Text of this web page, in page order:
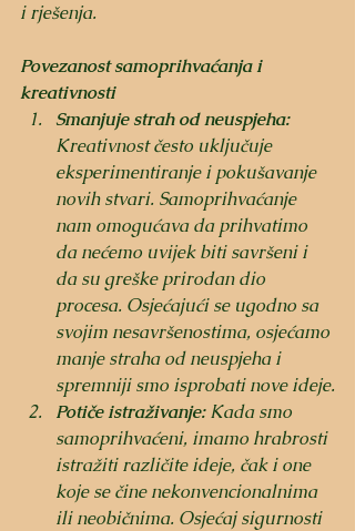
i rješenja.
Povezanost samoprihvaćanja i
kreativnosti
Smanjuje strah od neuspjeha:
Kreativnost često uključuje
eksperimentiranje i pokušavanje
novih stvari. Samoprihvaćanje
nam omogućava da prihvatimo
da nećemo uvijek biti savršeni i
da su greške prirodan dio
procesa. Osjećajući se ugodno sa
svojim nesavršenostima, osjećamo
manje straha od neuspjeha i
spremniji smo isprobati nove ideje.
Potiče istraživanje: Kada smo
samoprihvaćeni, imamo hrabrosti
istražiti različite ideje, čak i one
koje se čine nekonvencionalnima
ili neobičnima. Osjećaj sigurnosti